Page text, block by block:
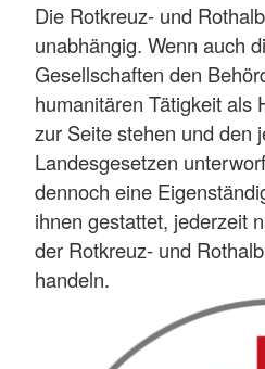
Die Rotkreuz- und
unabhängig. Wenn auch
Gesellschaften den
humanitären Tätigkeit als
zur Seite stehen und den
Landesgesetzen
dennoch eine
ihnen gestattet, jederzeit
der Rotkreuz- und
handeln.